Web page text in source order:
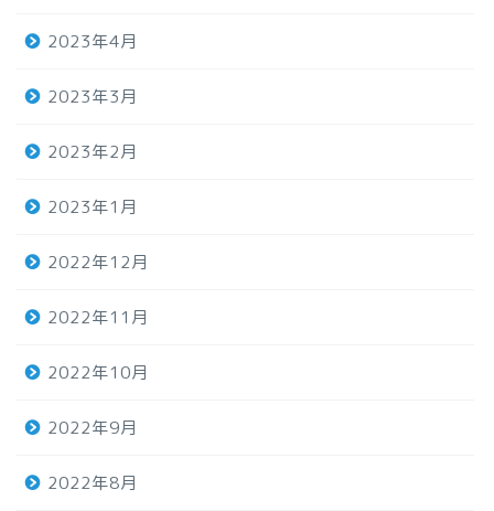
2023年4月
2023年3月
2023年2月
2023年1月
2022年12月
2022年11月
2022年10月
2022年9月
2022年8月